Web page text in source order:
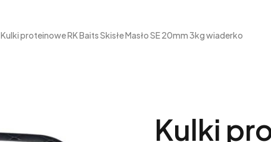
Kulki proteinowe RK Baits Skisłe Masło SE 20mm 3kg wiaderko
Kulki